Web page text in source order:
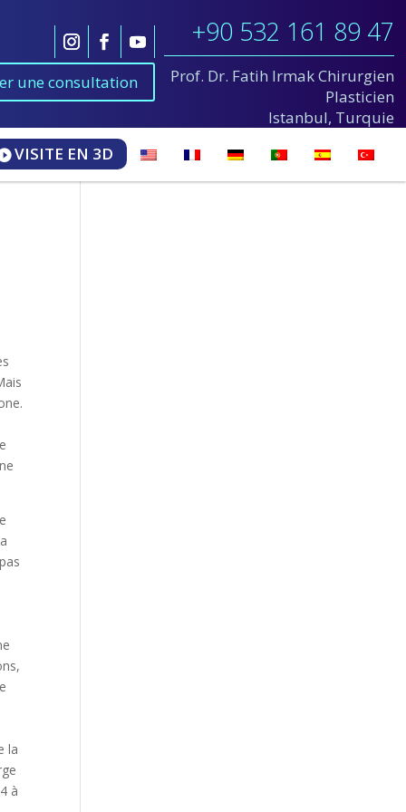
une consultation
+90 532 161 89 47
Prof. Dr. Fatih Irmak Chirurgien
Plasticien
Istanbul, Turquie
VISITE EN 3D
la
à